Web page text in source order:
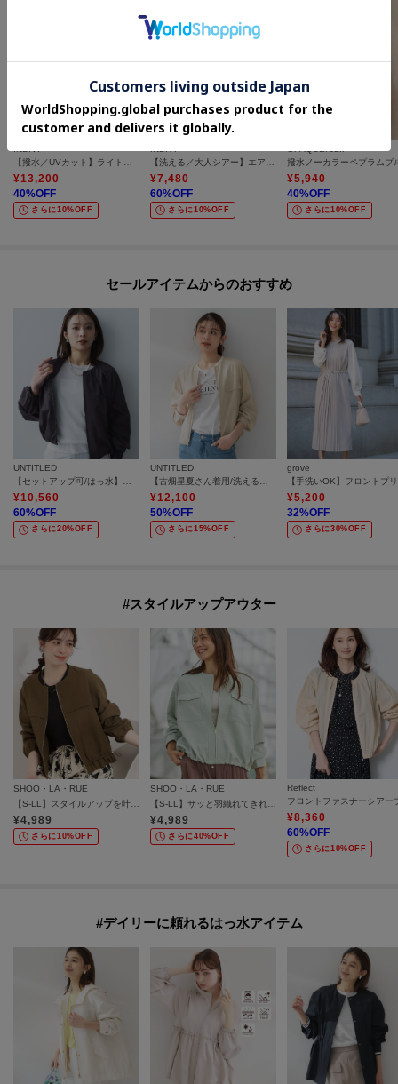
¥13,200
40%OFF
さらに10%OFF
¥7,480
60%OFF
さらに10%OFF
¥5,940
40%OFF
さらに10%OFF
セールアイテムからのおすすめ
UNTITLED
【セットアップ可/はっ水】シャイニータイプライターブルゾン
¥10,560
60%OFF
さらに20%OFF
UNTITLED
【古畑星夏さん着用/洗える】シアーブルゾン
¥12,100
50%OFF
さらに15%OFF
grove
¥5,200
32%OFF
さらに30%OFF
#スタイルアップアウター
SHOO・LA・RUE
¥4,989
さらに10%OFF
SHOO・LA・RUE
¥4,989
さらに40%OFF
Reflect
¥8,360
60%OFF
さらに10%OFF
#デイリーに頼れるはっ水アイテム